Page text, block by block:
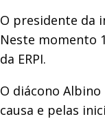
O presidente da
Neste momento
da ERPI.
O diácono
causa e pelas